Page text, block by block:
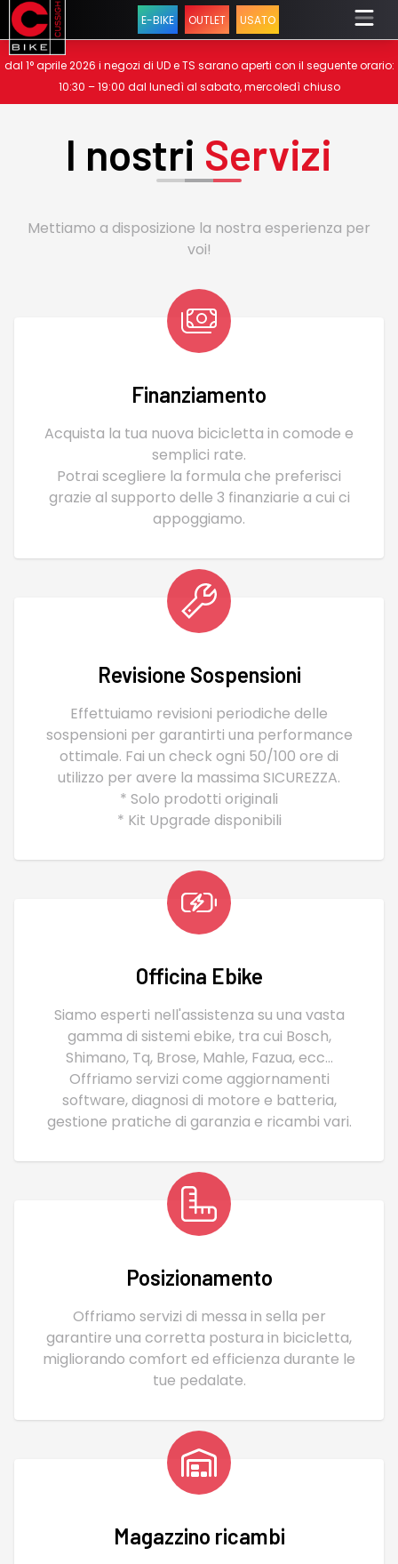
E-BIKE OUTLET USATO
dal 1° aprile 2026 i negozi di UD e TS sarano aperti con il seguente orario:
10:30 – 19:00 dal lunedì al sabato, mercoledì chiuso
I nostri Servizi
Mettiamo a disposizione la nostra esperienza per
voi!
Finanziamento
Acquista la tua nuova bicicletta in comode e
semplici rate.
Potrai scegliere la formula che preferisci
grazie al supporto delle 3 finanziarie a cui ci
appoggiamo.
Revisione Sospensioni
Effettuiamo revisioni periodiche delle
sospensioni per garantirti una performance
ottimale. Fai un check ogni 50/100 ore di
utilizzo per avere la massima SICUREZZA.
* Solo prodotti originali
* Kit Upgrade disponibili
Officina Ebike
Siamo esperti nell'assistenza su una vasta
gamma di sistemi ebike, tra cui Bosch,
Shimano, Tq, Brose, Mahle, Fazua, ecc...
Offriamo servizi come aggiornamenti
software, diagnosi di motore e batteria,
gestione pratiche di garanzia e ricambi vari.
Posizionamento
Offriamo servizi di messa in sella per
garantire una corretta postura in bicicletta,
migliorando comfort ed efficienza durante le
tue pedalate.
Magazzino ricambi